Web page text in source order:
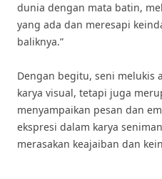
dunia dengan mata batin,
yang ada dan meresapi
baliknya.”
Dengan begitu, seni melukis
karya visual, tetapi juga
menyampaikan pesan dan
ekspresi dalam karya
merasakan keajaiban dan